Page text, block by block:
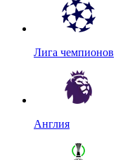
Лига чемпионов
Англия